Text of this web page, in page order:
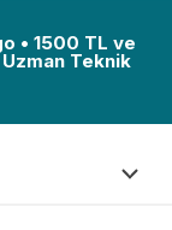
• 1500 TL ve
Teknik